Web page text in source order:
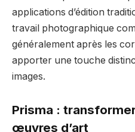
applications d’édition
travail photographique
généralement après les
apporter une touche
images.
Prisma :
œuvres d’art